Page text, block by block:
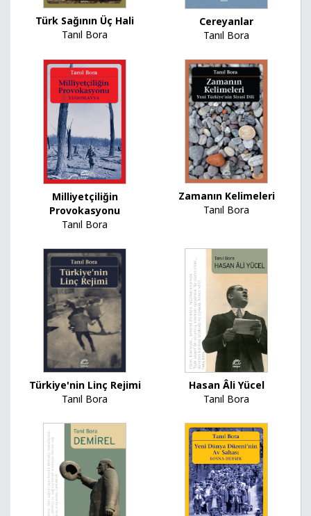
Türk Sağının Üç Hali
Tanıl Bora
Cereyanlar
Tanıl Bora
Milliyetçiliğin
Provokasyonu
Tanıl Bora
Zamanın Kelimeleri
Tanıl Bora
Türkiye'nin Linç Rejimi
Tanıl Bora
Hasan Âli Yücel
Tanıl Bora